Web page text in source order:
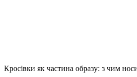
Кросівки як частина образу: з чим